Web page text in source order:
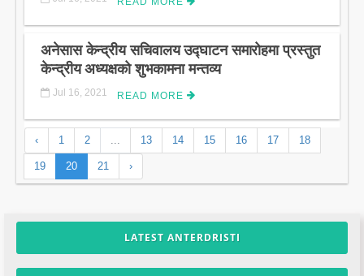
अनेसास केन्द्रीय सचिवालय उद्घाटन समारोहमा प्रस्तुत
केन्द्रीय अध्यक्षको शुभकामना मन्तव्य
Jul 16, 2021 READ MORE
‹ 1 2 ... 13 14 15 16 17 18
19 20 21 ›
LATEST ANTERDRISTI